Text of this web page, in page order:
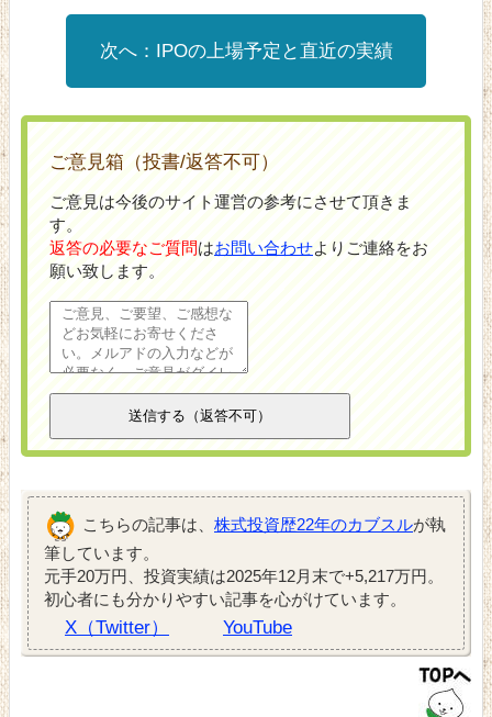
IPOの上場予定と直近の実績
ご意見箱（投書/返答不可）
ご意見は今後のサイト運営の参考にさせて頂きま
す。
返答の必要なご質問はお問い合わせよりご連絡をお
願い致します。
こちらの記事は、 株式投資歴22年のカブスルが執
筆しています。
元手20万円、投資実績は2025年12月末で+5,217万円。
初心者にも分かりやすい記事を心がけています。
X（Twitter） YouTube